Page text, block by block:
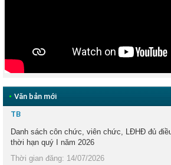
• Văn bản mới
TB
Danh sách côn chức, viên chức, LĐHĐ đủ
thời hạn quý I năm 2026
Thời gian đăng: 14/07/2026